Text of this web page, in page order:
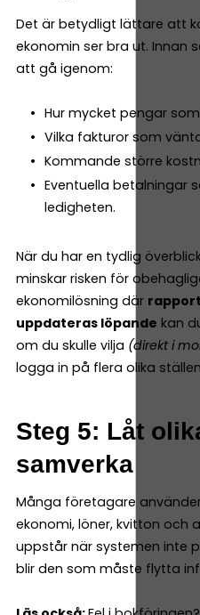
Det är betydligt lättare att
ekonomin ser bra ut. Innan
att gå igenom:
Hur mycket pengar
Vilka fakturor som
Kommande större
Eventuella betalningar
ledigheten.
När du har en tydlig
minskar risken för
ekonomilösning där
uppdateras löpande kan
om du skulle vilja (direkt i
logga in på flera olika
Steg 5: Låt
samverka
Många företagare
ekonomi, löner, kvitton och
uppstår när systemen inte
blir den som måste flytta